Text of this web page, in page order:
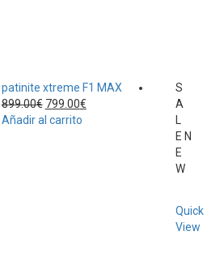
patinite xtreme F1 MAX
899.00€ El
precio
799.00€El
Añadir al carrito
S
A
E N
E
W
Quick
View